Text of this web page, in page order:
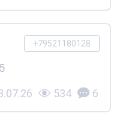
+79521180128
534 6